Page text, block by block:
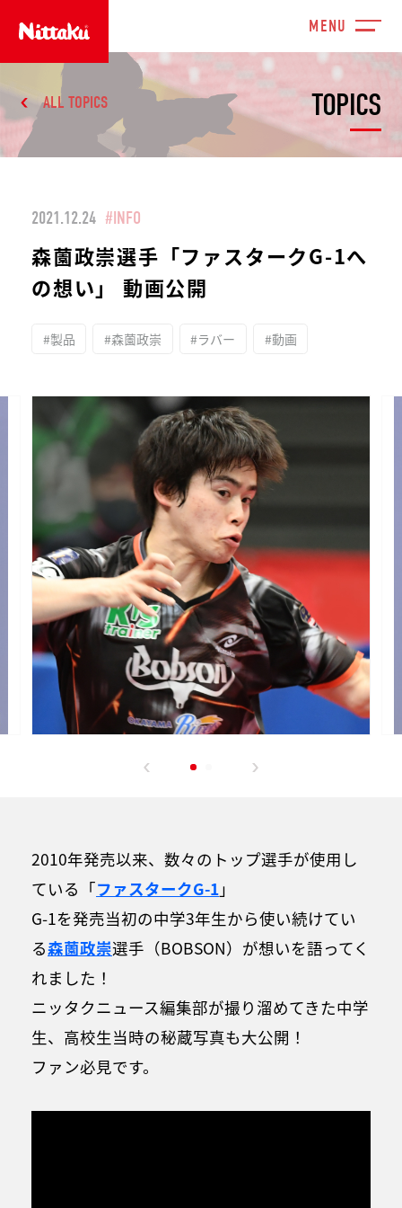
TOPICS
ALL TOPICS
2021.12.24 #INFO
森薗政崇選手「ファスタークG-1へ
の想い」 動画公開
#製品 #森薗政崇 #ラバー #動画
2010年発売以来、数々のトップ選手が使用し
ている「ファスタークG-1」
G-1を発売当初の中学3年生から使い続けてい
る森薗政崇選手（BOBSON）が想いを語ってく
れました！
ニッタクニュース編集部が撮り溜めてきた中学
生、高校生当時の秘蔵写真も大公開！
ファン必見です。